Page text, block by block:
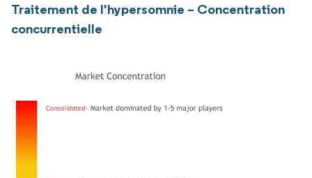
Traitement de l'hypersomnie – Concentration
concurrentielle